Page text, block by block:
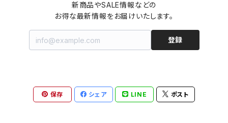
新商品やSALE情報などの
お得な最新情報をお届けいたします。
登録
保存 シェア LINE ポスト